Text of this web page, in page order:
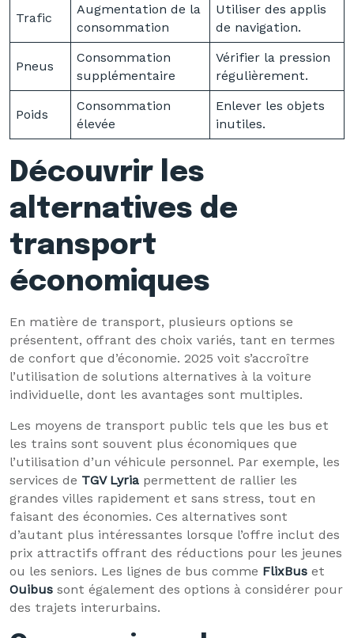
Trafic
Augmentation de la
consommation
Utiliser des applis
de navigation.
Pneus
Consommation
supplémentaire
Vérifier la pression
régulièrement.
Poids
Consommation
élevée
Enlever les objets
inutiles.
Découvrir les
alternatives de
transport
économiques
En matière de transport, plusieurs options se
présentent, offrant des choix variés, tant en termes
de confort que d’économie. 2025 voit s’accroître
l’utilisation de solutions alternatives à la voiture
individuelle, dont les avantages sont multiples.
Les moyens de transport public tels que les bus et
les trains sont souvent plus économiques que
l’utilisation d’un véhicule personnel. Par exemple, les
services de TGV Lyria permettent de rallier les
grandes villes rapidement et sans stress, tout en
faisant des économies. Ces alternatives sont
d’autant plus intéressantes lorsque l’offre inclut des
prix attractifs offrant des réductions pour les jeunes
ou les seniors. Les lignes de bus comme FlixBus et
Ouibus sont également des options à considérer pour
des trajets interurbains.